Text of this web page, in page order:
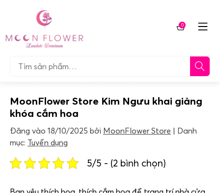
dung
Tìm…
0
Giỏ
MoonFlower Store Kim Ngưu khai giảng
khóa cắm hoa
Đăng vào 18/10/2025 bởi MoonFlower Store
Danh
mục: Tuyển dụng
5/5 - (2 bình chọn)